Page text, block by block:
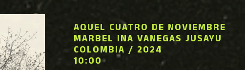
AQUEL CUATRO DE NOVIEMBRE
MARBEL INA VANEGAS JUSAYU
COLOMBIA / 2024
10:00